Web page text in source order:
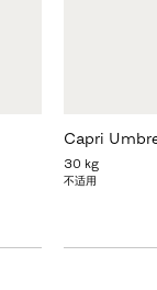
Capri
30 kg
不适用